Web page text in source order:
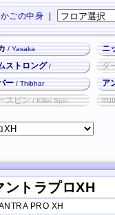
かごの中身
/ Yasaka ニ
ストロング/
ダ
ー/ Thibhar ア
スピン/ Killer Spin
ントラプロXH
PRO XH